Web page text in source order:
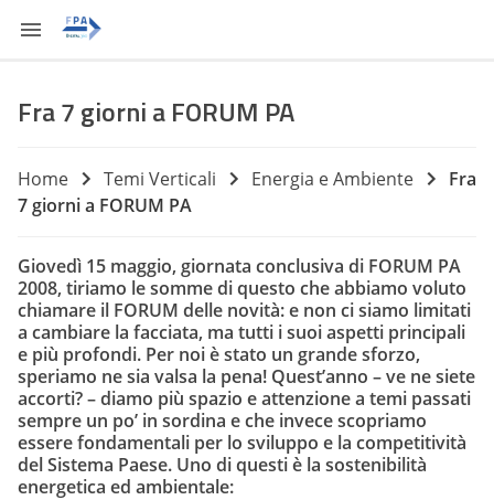
Fra 7 giorni a FORUM PA
Home Temi Verticali Energia e Ambiente
Fra
7 giorni a FORUM PA
Giovedì 15 maggio, giornata conclusiva di FORUM PA
2008, tiriamo le somme di questo che abbiamo voluto
chiamare il FORUM delle novità: e non ci siamo limitati
a cambiare la facciata, ma tutti i suoi aspetti principali
e più profondi. Per noi è stato un grande sforzo,
speriamo ne sia valsa la pena! Quest’anno – ve ne siete
accorti? – diamo più spazio e attenzione a temi passati
sempre un po’ in sordina e che invece scopriamo
essere fondamentali per lo sviluppo e la competitività
del Sistema Paese. Uno di questi è la sostenibilità
energetica ed ambientale: